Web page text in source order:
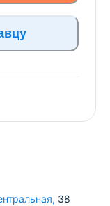
, 38